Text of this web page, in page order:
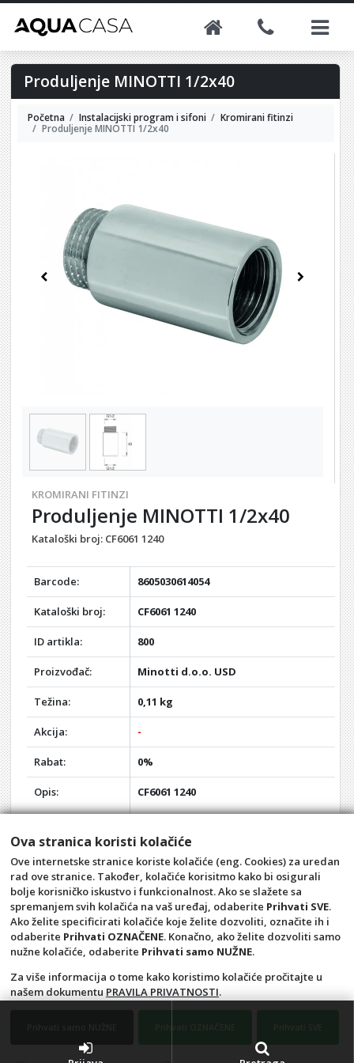
Produljenje MINOTTI 1/2x40
Početna Instalacijski program i sifoni
Kromirani fitinzi
Produljenje MINOTTI 1/2x40
Previous Next
KROMIRANI FITINZI
Produljenje MINOTTI 1/2x40
Kataloški broj: CF6061 1240
Barcode: 8605030614054
Kataloški broj: CF6061 1240
ID artikla: 800
Proizvođač: Minotti d.o.o. USD
Težina: 0,11 kg
Akcija: -
Rabat: 0%
Opis: CF6061 1240
Dužina 40mm
Prečnik 1/2"
Krom
Muško - ženski navoj
Opći uvjeti
Pravila privatnosti
Ova stranica koristi kolačiće
Ove internetske stranice koriste kolačiće (eng. Cookies) za uredan
rad ove stranice. Također, kolačiće korisitmo kako bi osigurali
bolje korisničko iskustvo i funkcionalnost. Ako se slažete sa
spremanjem svih kolačića na vaš uređaj, odaberite Prihvati SVE.
Ako želite specificirati kolačiće koje želite dozvoliti, označite ih i
odaberite Prihvati OZNAČENE. Konačno, ako želite dozvoliti samo
nužne kolačiće, odaberite Prihvati samo NUŽNE.
Za više informacija o tome kako koristimo kolačiće pročitajte u
našem dokumentu PRAVILA PRIVATNOSTI.